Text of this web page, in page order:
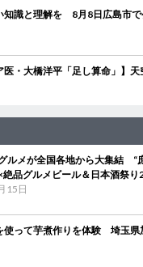
知識と理解を 8月8日広島市
医・大橋洋平「足し算命」】
ルメが全国各地から大集結 “
絶品グルメビール＆日本酒祭
15日
使って芋煮作りを体験 埼玉県